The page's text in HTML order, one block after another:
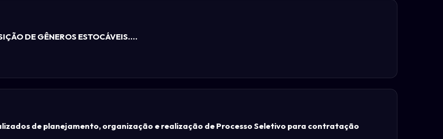
DE GÊNEROS ESTOCÁVEIS....
de planejamento, organização e realização de Processo Seletivo para contratação